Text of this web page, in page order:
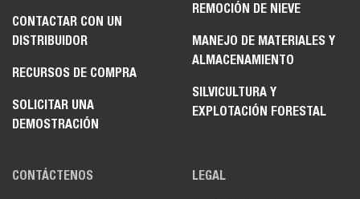
CONTACTAR CON UN
DISTRIBUIDOR
RECURSOS DE COMPRA
SOLICITAR UNA
DEMOSTRACIÓN
REMOCIÓN DE NIEVE
MANEJO DE MATERIALES Y
ALMACENAMIENTO
SILVICULTURA Y
EXPLOTACIÓN FORESTAL
CONTÁCTENOS LEGAL